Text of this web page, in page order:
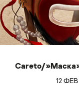
Careto/
12 ФЕВ